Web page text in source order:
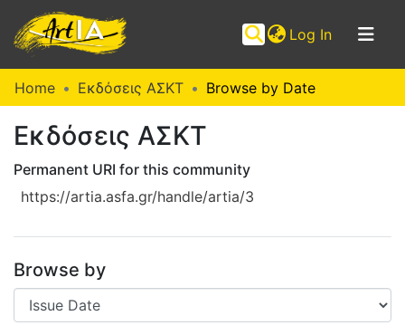
Log In (current)
Communities
&
Collections
Browse ArtIA
Home Εκδόσεις ΑΣΚΤ Browse by Date
Εκδόσεις ΑΣΚΤ
Permanent URI for this community
https://artia.asfa.gr/handle/artia/3
Browse by